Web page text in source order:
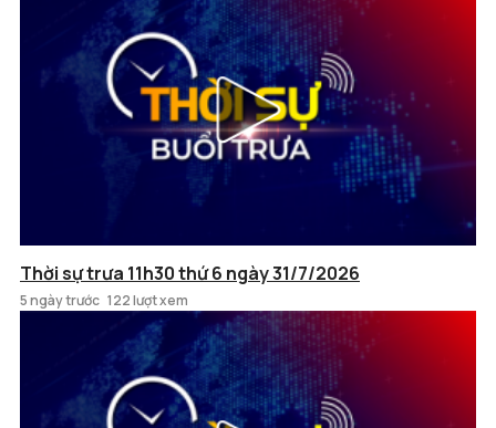
Thời sự trưa 11h30 thứ 6 ngày 31/7/2026
5 ngày trước 122 lượt xem